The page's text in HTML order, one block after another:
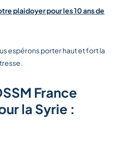
plaidoyer pour les 10 ans de
espérons porter haut et fort la
France
la Syrie :